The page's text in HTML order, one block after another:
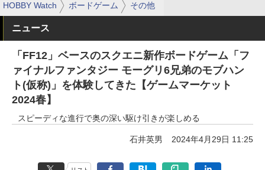
HOBBY Watch ボードゲーム その他
ニュース
「FF12」ベースのスクエニ新作ボードゲーム「フ
ァイナルファンタジー モーグリ6兄弟のモブハン
ト(仮称)」を体験してきた【ゲームマーケット
2024春】
スピーディな進行で奥の深い駆け引きが楽しめる
石井英男 2024年4月29日 11:25